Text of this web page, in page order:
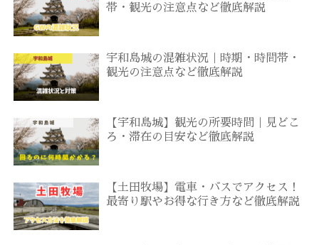
帯・観光の注意点など徹底解説
宇和島城の混雑状況｜時期・時間帯・
観光の注意点など徹底解説
【宇和島城】観光の所要時間｜見どこ
ろ・滞在の目安など徹底解説
【土田牧場】電車・バスでアクセス！
最寄り駅やお得な行き方など徹底解説